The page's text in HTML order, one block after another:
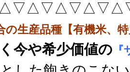
の生産品種【有機米、
今や希少価値の